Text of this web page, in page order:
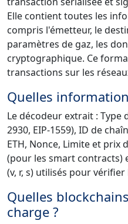
Elle contient toutes les
compris l'émetteur, le
paramètres de gaz, les
cryptographique. Ce
transactions sur les
Quelles
Le décodeur extrait : Type
2930, EIP-1559), ID de
ETH, Nonce, Limite et prix
(pour les smart contracts)
(v, r, s) utilisés pour
Quelles
charge ?